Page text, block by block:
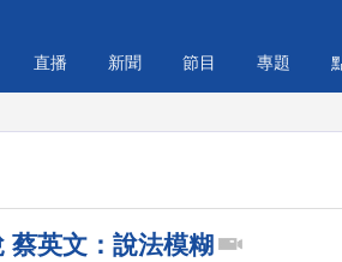
直播 新聞 節目 專題
蔡英文：說法模糊